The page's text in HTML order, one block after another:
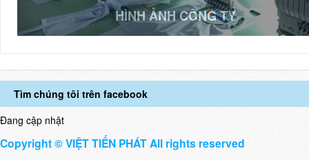
HÌNH ẢNH CÔNG TY
Tìm chúng tôi trên facebook
Đang cập nhật
Copyright © VIỆT TIẾN PHÁT All rights reserved